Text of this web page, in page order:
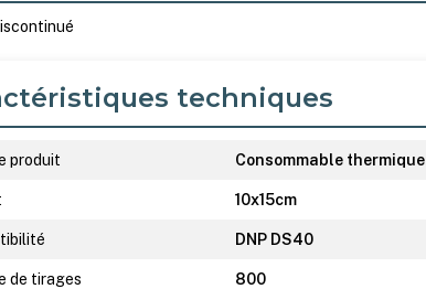
techniques
produit Consommable thermique
10x15cm
DNP DS40
de tirages 800